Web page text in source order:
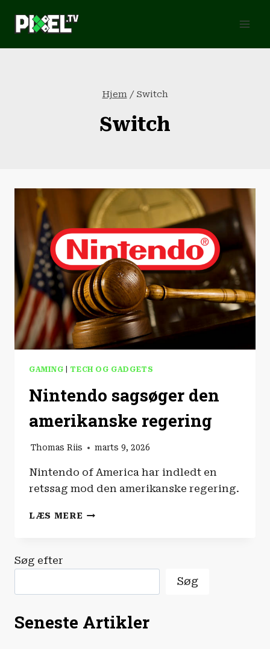
Hjem / Switch
Switch
GAMING TECH OG GADGETS
Nintendo sagsøger den
amerikanske regering
Thomas Riis marts 9, 2026
Nintendo of America har indledt en
retssag mod den amerikanske regering.
LÆS MERE NINTENDO
Søg efter
Søg
Seneste Artikler